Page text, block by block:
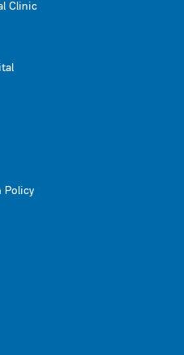
Clinic
Policy